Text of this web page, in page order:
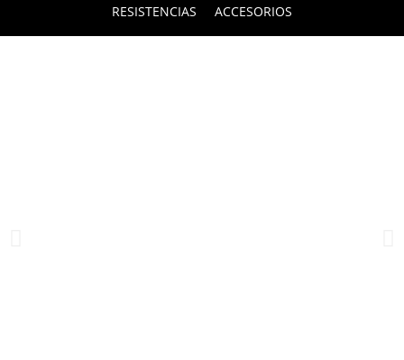
RESISTENCIAS
ACCESORIOS